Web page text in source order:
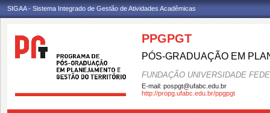
SIGAA - Sistema Integrado de Gestão de Atividades Acadêmicas
PPGPGT
PÓS-GRADUAÇÃO EM
FUNDAÇÃO UNIVERSIDADE
E-mail: pospgt@ufabc.edu.br
http://propg.ufabc.edu.br/ppgpgt